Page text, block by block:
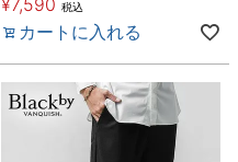
税込
カートに入れる